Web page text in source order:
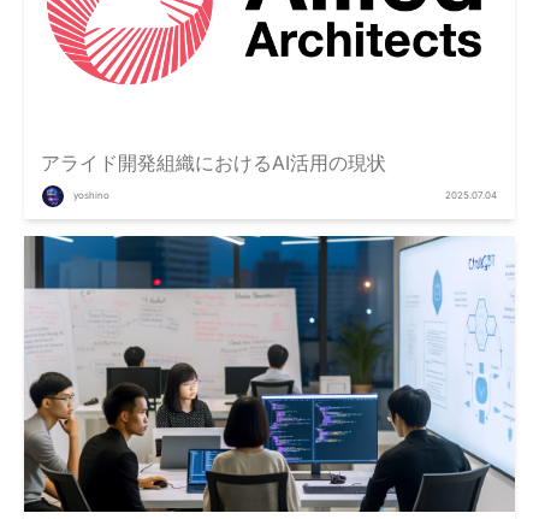
アライド開発組織におけるAI活用の現状
yoshino 2025.07.04